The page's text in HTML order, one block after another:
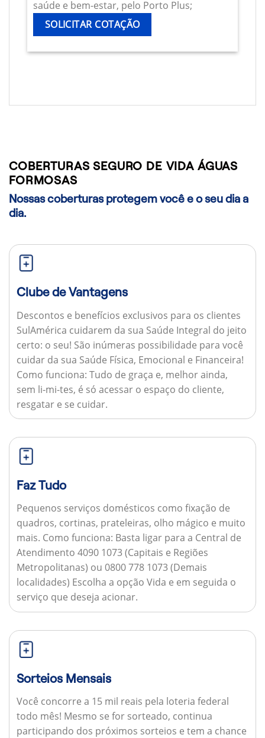
saúde e bem-estar, pelo Porto Plus;
SOLICITAR COTAÇÃO
COBERTURAS SEGURO DE VIDA ÁGUAS
FORMOSAS
Nossas coberturas protegem você e o seu dia a
dia.
Clube de Vantagens
Descontos e benefícios exclusivos para os clientes
SulAmérica cuidarem da sua Saúde Integral do jeito
certo: o seu! São inúmeras possibilidade para você
cuidar da sua Saúde Física, Emocional e Financeira!
Como funciona: Tudo de graça e, melhor ainda,
sem li-mi-tes, é só acessar o espaço do cliente,
resgatar e se cuidar.
Faz Tudo
Pequenos serviços domésticos como fixação de
quadros, cortinas, prateleiras, olho mágico e muito
mais. Como funciona: Basta ligar para a Central de
Atendimento 4090 1073 (Capitais e Regiões
Metropolitanas) ou 0800 778 1073 (Demais
localidades) Escolha a opção Vida e em seguida o
serviço que deseja acionar.
Sorteios Mensais
Você concorre a 15 mil reais pela loteria federal
todo mês! Mesmo se for sorteado, continua
participando dos próximos sorteios e tem a chance